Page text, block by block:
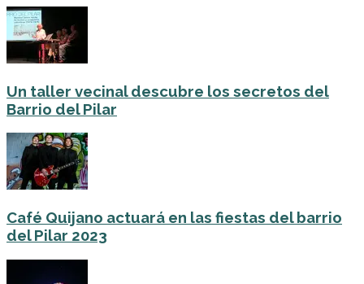
Un taller vecinal descubre los secretos del
Barrio del Pilar
Café Quijano actuará en las fiestas del barrio
del Pilar 2023